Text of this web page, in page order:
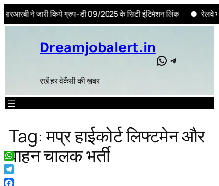
ने जारी किये ग्रुप-डी 09/2025 के सिटी इंटिमेशन लिंक रेलवे भर्ती
Skip
Dreamjobalert.in
रखें हर वेकैंसी की खबर
WhatsApp
Telegram
Tag:मप्र हाईकोर्ट लिफ्टमेन और
वाहन चालक भर्ती
WhatsApp
Telegram